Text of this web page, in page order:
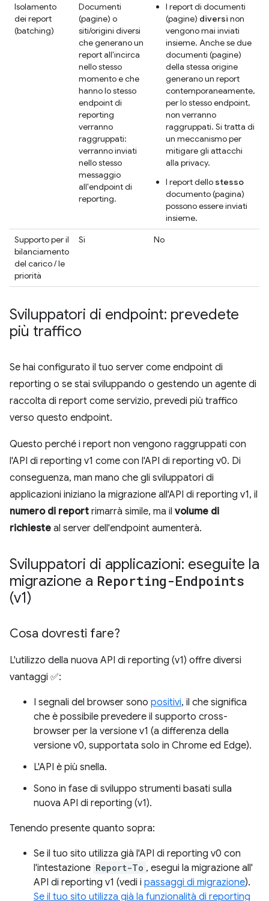
Isolamento
dei report
(batching)
Documenti
(pagine) o
siti/origini diversi
che generano un
report all'incirca
nello stesso
momento e che
hanno lo stesso
endpoint di
reporting
verranno
raggruppati:
verranno inviati
nello stesso
messaggio
all'endpoint di
reporting.
I report di documenti
(pagine) diversi non
vengono mai inviati
insieme. Anche se due
documenti (pagine)
della stessa origine
generano un report
contemporaneamente,
per lo stesso endpoint,
non verranno
raggruppati. Si tratta di
un meccanismo per
mitigare gli attacchi
alla privacy.
I report dello stesso
documento (pagina)
possono essere inviati
insieme.
Supporto per il
bilanciamento
del carico / le
priorità
Sì No
Sviluppatori di endpoint: prevedete
più traffico
Se hai configurato il tuo server come endpoint di
reporting o se stai sviluppando o gestendo un agente di
raccolta di report come servizio, prevedi più traffico
verso questo endpoint.
Questo perché i report non vengono raggruppati con
l'API di reporting v1 come con l'API di reporting v0. Di
conseguenza, man mano che gli sviluppatori di
applicazioni iniziano la migrazione all'API di reporting v1, il
numero di report rimarrà simile, ma il volume di
richieste al server dell'endpoint aumenterà.
Sviluppatori di applicazioni: eseguite la
migrazione a Reporting-Endpoints
(v1)
Cosa dovresti fare?
L'utilizzo della nuova API di reporting (v1) offre diversi
vantaggi ✅:
I segnali del browser sono positivi, il che significa
che è possibile prevedere il supporto cross-
browser per la versione v1 (a differenza della
versione v0, supportata solo in Chrome ed Edge).
L'API è più snella.
Sono in fase di sviluppo strumenti basati sulla
nuova API di reporting (v1).
Tenendo presente quanto sopra:
Se il tuo sito utilizza già l'API di reporting v0 con
l'intestazione Report-To , esegui la migrazione all'
API di reporting v1 (vedi i passaggi di migrazione).
Se il tuo sito utilizza già la funzionalità di reporting